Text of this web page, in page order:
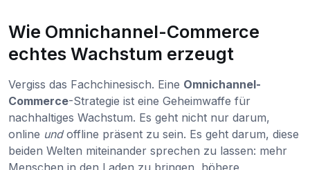
Wie Omnichannel-Commerce
echtes Wachstum erzeugt
Vergiss das Fachchinesisch. Eine Omnichannel-
Commerce-Strategie ist eine Geheimwaffe für
nachhaltiges Wachstum. Es geht nicht nur darum,
online undoffline präsent zu sein. Es geht darum, diese
beiden Welten miteinander sprechen zu lassen: mehr